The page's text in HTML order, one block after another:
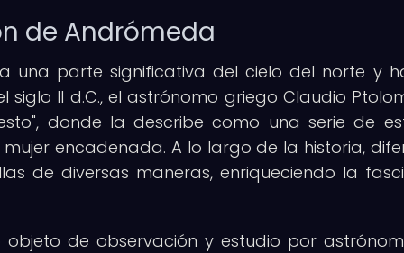
de Andrómeda
una parte significativa del cielo del norte y
II d.C., el astrónomo griego Claudio
donde la describe como una serie de
encadenada. A lo largo de la historia,
de diversas maneras, enriqueciendo la
de observación y estudio por